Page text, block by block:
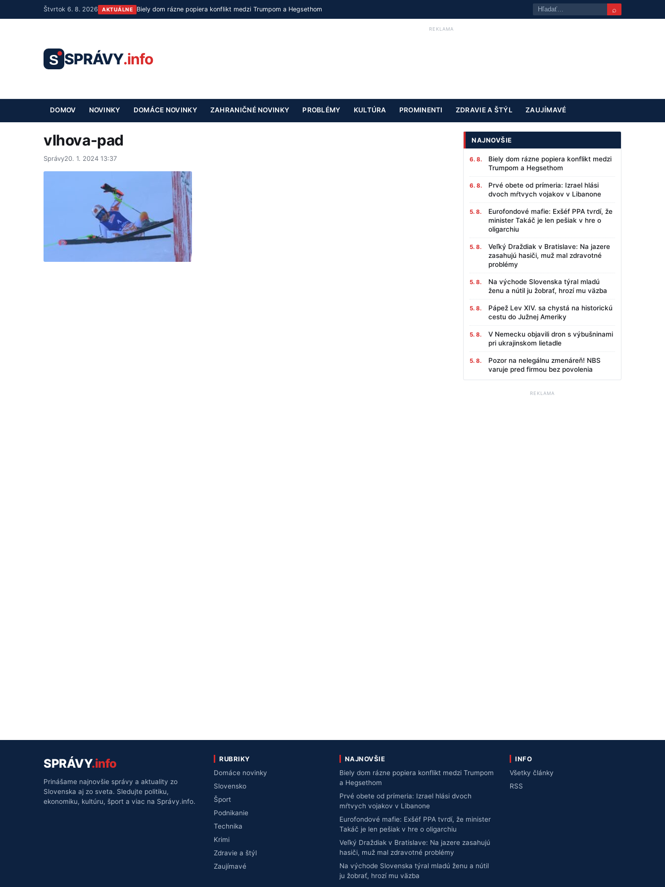
Štvrtok 6. 8. 2026 AKTUÁLNE Biely dom rázne popiera konflikt medzi Trumpom a Hegsethom ⌕
S SPRÁVY.info
REKLAMA
DOMOV NOVINKY DOMÁCE NOVINKY ZAHRANIČNÉ NOVINKY PROBLÉMY KULTÚRA PROMINENTI ZDRAVIE A ŠTÝL ZAUJÍMAVÉ
vlhova-pad
Správy20. 1. 2024 13:37
NAJNOVŠIE
6. 8.
Biely dom rázne popiera konflikt medzi
Trumpom a Hegsethom
6. 8.
Prvé obete od prímeria: Izrael hlási
dvoch mŕtvych vojakov v Libanone
5. 8.
Eurofondové mafie: Exšéf PPA tvrdí, že
minister Takáč je len pešiak v hre o
oligarchiu
5. 8.
Veľký Draždiak v Bratislave: Na jazere
zasahujú hasiči, muž mal zdravotné
problémy
5. 8.
Na východe Slovenska týral mladú
ženu a nútil ju žobrať, hrozí mu väzba
5. 8.
Pápež Lev XIV. sa chystá na historickú
cestu do Južnej Ameriky
5. 8.
V Nemecku objavili dron s výbušninami
pri ukrajinskom lietadle
5. 8.
Pozor na nelegálnu zmenáreň! NBS
varuje pred firmou bez povolenia
REKLAMA
SPRÁVY.info
Prinášame najnovšie správy a aktuality zo
Slovenska aj zo sveta. Sledujte politiku,
ekonomiku, kultúru, šport a viac na Správy.info.
RUBRIKY
Domáce novinky
Slovensko
Šport
Podnikanie
Technika
Krimi
Zdravie a štýl
Zaujímavé
NAJNOVŠIE
Biely dom rázne popiera konflikt medzi Trumpom
a Hegsethom
Prvé obete od prímeria: Izrael hlási dvoch
mŕtvych vojakov v Libanone
Eurofondové mafie: Exšéf PPA tvrdí, že minister
Takáč je len pešiak v hre o oligarchiu
Veľký Draždiak v Bratislave: Na jazere zasahujú
hasiči, muž mal zdravotné problémy
Na východe Slovenska týral mladú ženu a nútil
ju žobrať, hrozí mu väzba
INFO
Všetky články
RSS